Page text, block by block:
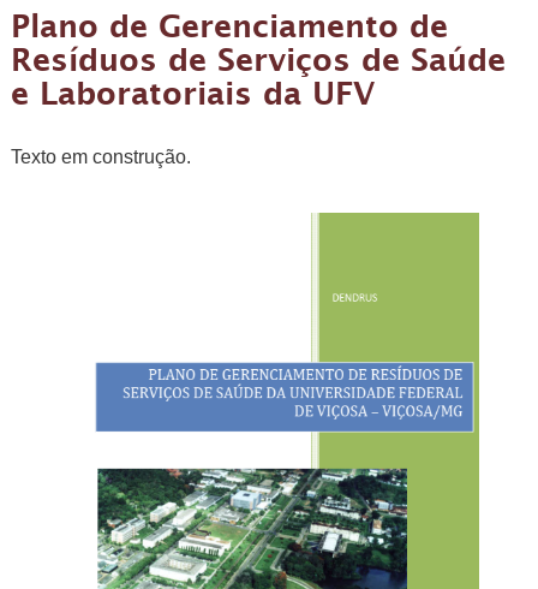
Plano de Gerenciamento de
Resíduos de Serviços de Saúde
e Laboratoriais da UFV
Texto em construção.